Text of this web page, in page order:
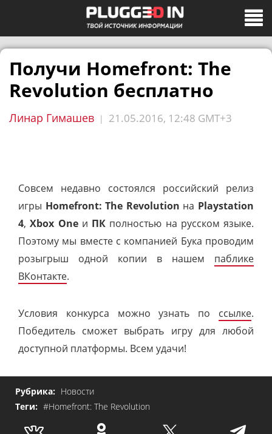
Получи Homefront: The
Revolution бесплатно
Линар Гимашев | 21.05.2016, 12:48 GMT+3
Совсем недавно состоялся российский релиз
игры Homefront: The Revolution на Playstation
4,Xbox Oneи ПК полностью на русском языке.
Поэтому мы вместе с компанией Бука проводим
розыгрыш одной копии в нашем паблике
ВКонтакте.
Условия конкурса можно узнать по ссылке.
Победитель сможет выбрать игру для любой
доступной платформы. Всем удачи!
Рубрика: Новости
Теги: #Homefront: The Revolution